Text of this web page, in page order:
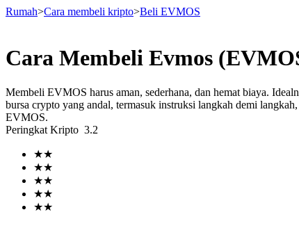
Berjangka
USDT Berjangka
Rumah>Cara membeli kripto>Beli EVMOS
Cara Membeli Evmos
Membeli EVMOS harus aman, sederhana, dan hemat biaya.
bursa crypto yang andal, termasuk instruksi langkah demi
EVMOS.
Peringkat Kripto 3.2
★★
★★
★★
★★
★★